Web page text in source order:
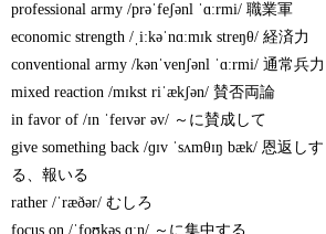
professional army /prəˈfeʃənl ˈɑːrmi/ 職業軍
economic strength /ˌiːkəˈnɑːmɪk streŋθ/ 経済力
conventional army /kənˈvenʃənl ˈɑːrmi/ 通常兵力
mixed reaction /mɪkst riˈækʃən/ 賛否両論
in favor of /ɪn ˈfeɪvər əv/ ～に賛成して
give something back /ɡɪv ˈsʌmθɪŋ bæk/ 恩返しす
る、報いる
rather /ˈræðər/ むしろ
focus on /ˈfoʊkəs ɑːn/ ～に集中する